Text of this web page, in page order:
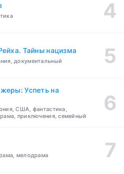
Тайны нацизма
документальный
Успеть на
США, фантастика,
приключения, семейный
мелодрама